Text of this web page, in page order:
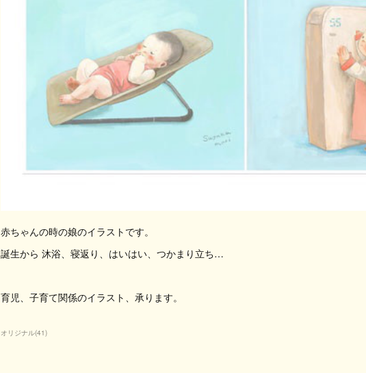
赤ちゃんの時の娘のイラストです。
誕生から 沐浴、寝返り、はいはい、つかまり立ち…
育児、子育て関係のイラスト、承ります。
オリジナル(41)